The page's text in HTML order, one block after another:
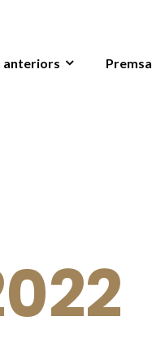
anteriors Premsa